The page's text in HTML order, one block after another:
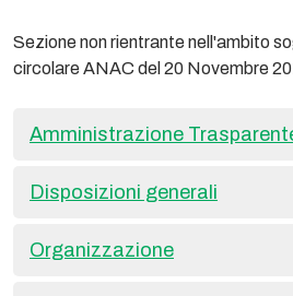
Amministrazione
Disposizioni generali
Organizzazione
Sezione non rientrante nell'ambito
circolare ANAC del 20 Novembre